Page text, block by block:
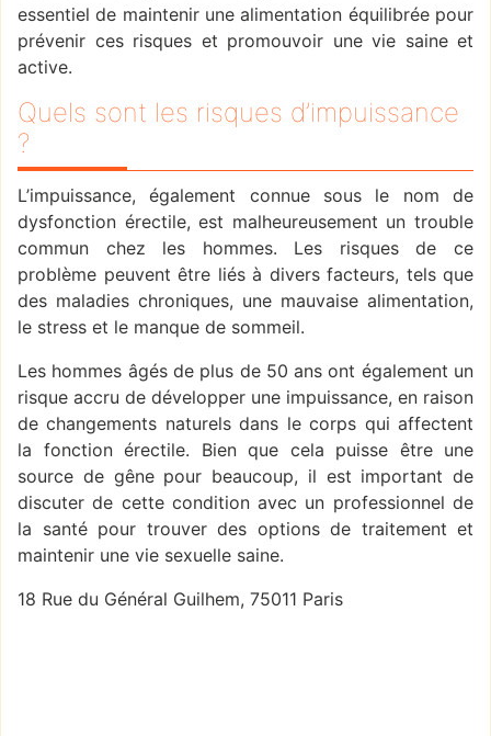
essentiel de maintenir une alimentation équilibrée pour
prévenir ces risques et promouvoir une vie saine et
active.
Quels sont les risques d’impuissance
?
L’impuissance, également connue sous le nom de
dysfonction érectile, est malheureusement un trouble
commun chez les hommes. Les risques de ce
problème peuvent être liés à divers facteurs, tels que
des maladies chroniques, une mauvaise alimentation,
le stress et le manque de sommeil.
Les hommes âgés de plus de 50 ans ont également un
risque accru de développer une impuissance, en raison
de changements naturels dans le corps qui affectent
la fonction érectile. Bien que cela puisse être une
source de gêne pour beaucoup, il est important de
discuter de cette condition avec un professionnel de
la santé pour trouver des options de traitement et
maintenir une vie sexuelle saine.
18 Rue du Général Guilhem, 75011 Paris